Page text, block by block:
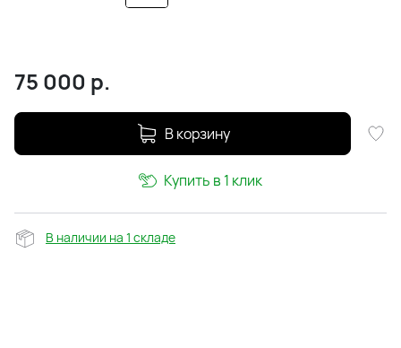
75 000 р.
В корзину
Купить в 1 клик
В наличии на 1 складе